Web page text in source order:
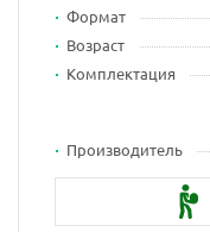
Формат
Возраст
Комплектация
Производитель